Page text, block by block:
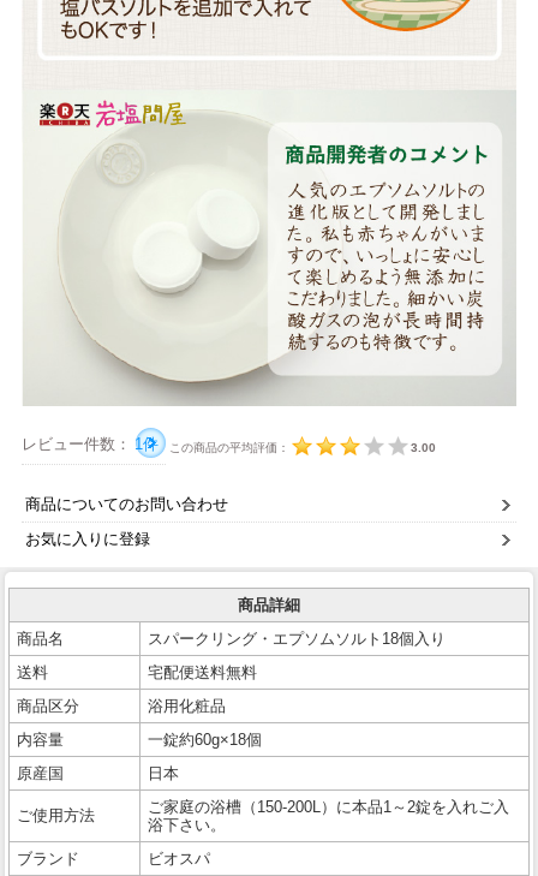
レビュー件数： 1件 この商品の平均評価： 3.00
商品についてのお問い合わせ
お気に入りに登録
商品詳細
商品名
スパークリング・エプソムソルト18個入り
送料
宅配便送料無料
商品区分
浴用化粧品
内容量
一錠約60g×18個
原産国
日本
ご使用方法
ご家庭の浴槽（150-200L）に本品1～2錠を入れご入
浴下さい。
ブランド
ビオスパ